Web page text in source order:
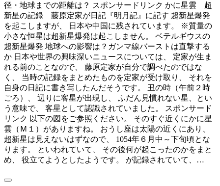
径・地球までの距離は？ スポンサードリンク かに星雲 超
新星の記録 藤原定家が日記『明月記』に記す 超新星爆発
を起こしますが、 日本や中国に残されています。 ※質量の
小さな恒星は超新星爆発は起こしません。 ベテルギウスの
超新星爆発 地球への影響は？ガンマ線バーストは直撃する
か 日本や世界の興味深いニュースについては、 定家が生ま
れる前のことなので、 藤原定家が自分で調べたのではな
く、 当時の記録をまとめたものを定家が受け取り、 それを
自身の日記に書き写したんだそうです。 丑の時（午前２時
ごろ）、 辺りに客星が出現し、 ふだん見慣れない星、とい
う意味で、 客星として認識されていました。 スポンサード
リンク 以下の図をご参照ください。 そのすぐ近くにかに星
雲（Ｍ１）がありますね。 おうし座は太陽の近くにあり、
超新星は見えないはずなので、 1054年６月中～下旬頃とな
ります。 といわれていて、 その後何が起こったのかをまと
め、 役立てようとしたようです。 が記録されていて、…